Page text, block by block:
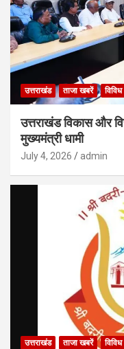
उत्तराखंड ताजा खबरें विविध
उत्तराखंड विकास और
मुख्यमंत्री धामी
July 4, 2026 admin
उत्तराखंड ताजा खबरें विविध